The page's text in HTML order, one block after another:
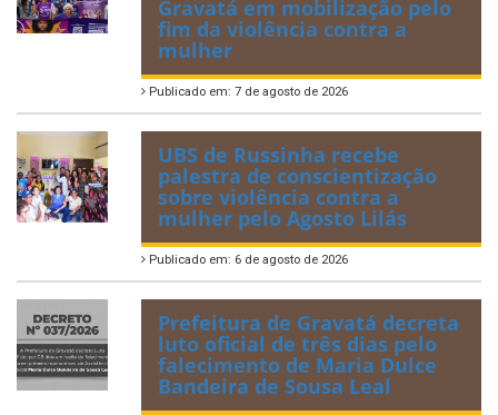
Gravatá em mobilização pelo
fim da violência contra a
mulher
Publicado em: 7 de agosto de 2026
UBS de Russinha recebe
palestra de conscientização
sobre violência contra a
mulher pelo Agosto Lilás
Publicado em: 6 de agosto de 2026
Prefeitura de Gravatá decreta
luto oficial de três dias pelo
falecimento de Maria Dulce
Bandeira de Sousa Leal